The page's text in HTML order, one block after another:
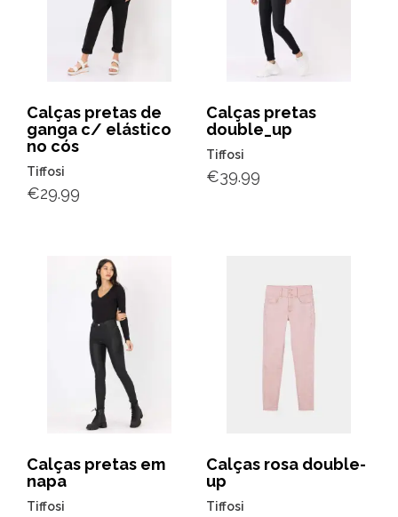
Calças pretas de
ganga c/ elástico
no cós
Tiffosi
€29.99
Calças pretas
double_up
Tiffosi
€39.99
Calças pretas em
napa
Tiffosi
Calças rosa double-
up
Tiffosi